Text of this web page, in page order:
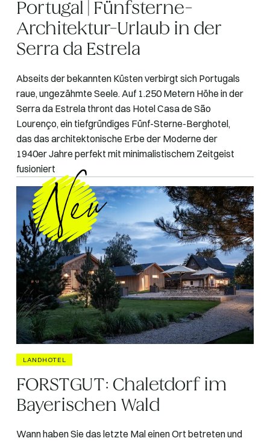
Portugal | Fünfsterne-
Architektur-Urlaub in der
Serra da Estrela
Abseits der bekannten Küsten verbirgt sich Portugals
raue, ungezähmte Seele. Auf 1.250 Metern Höhe in der
Serra da Estrela thront das Hotel Casa de São
Lourenço, ein tiefgründiges Fünf-Sterne-Berghotel,
das das architektonische Erbe der Moderne der
1940er Jahre perfekt mit minimalistischem Zeitgeist
fusioniert
LANDHOTEL
FORSTGUT: Chaletdorf im
Bayerischen Wald
‍Wann haben Sie das letzte Mal einen Ort betreten und